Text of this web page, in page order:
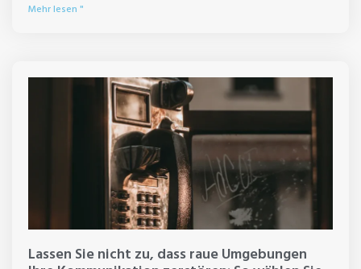
Mehr lesen "
Lassen Sie nicht zu, dass raue Umgebungen